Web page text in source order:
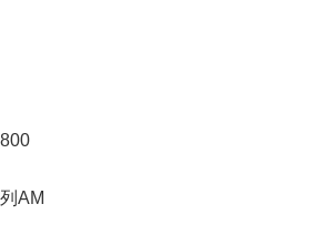
AM